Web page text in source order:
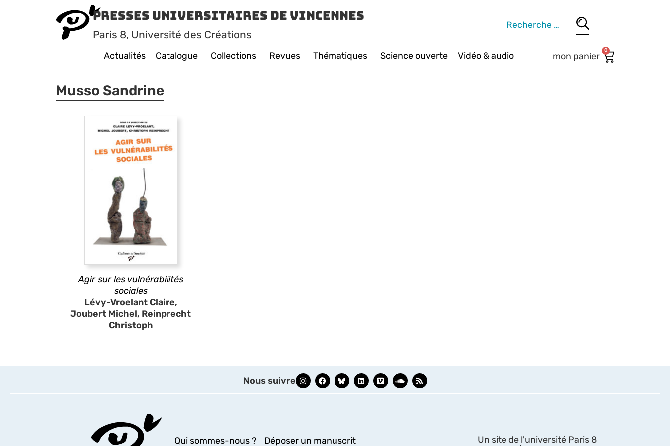
Presses Universitaires de Vincennes
Paris 8, Université des Créations
Actualités Catalogue Collections Revues Thématiques Science ouverte Vidéo & audio 0
Musso Sandrine
Agir sur les vulnérabilités
sociales
Lévy-Vroelant Claire,
Joubert Michel, Reinprecht
Christoph
Nous suivre
Qui sommes-nous ? Déposer un manuscrit Un site de l'université Paris 8